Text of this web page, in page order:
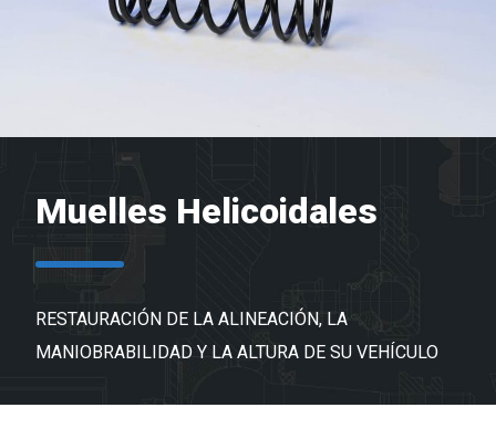
Muelles Helicoidales
RESTAURACIÓN DE LA ALINEACIÓN, LA
MANIOBRABILIDAD Y LA ALTURA DE SU VEHÍCULO